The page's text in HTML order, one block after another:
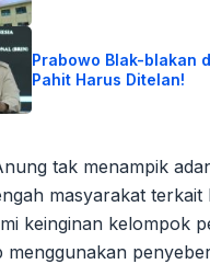
Prabowo Blak-blakan
Pahit Harus Ditelan!
tak menampik
masyarakat terkait
keinginan kelompok
menggunakan